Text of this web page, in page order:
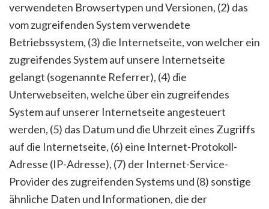
verwendeten Browsertypen und Versionen, (2) das
vom zugreifenden System verwendete
Betriebssystem, (3) die Internetseite, von welcher ein
zugreifendes System auf unsere Internetseite
gelangt (sogenannte Referrer), (4) die
Unterwebseiten, welche über ein zugreifendes
System auf unserer Internetseite angesteuert
werden, (5) das Datum und die Uhrzeit eines Zugriffs
auf die Internetseite, (6) eine Internet-Protokoll-
Adresse (IP-Adresse), (7) der Internet-Service-
Provider des zugreifenden Systems und (8) sonstige
ähnliche Daten und Informationen, die der